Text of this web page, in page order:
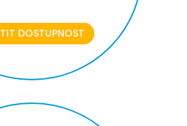
DOSTUPNOST